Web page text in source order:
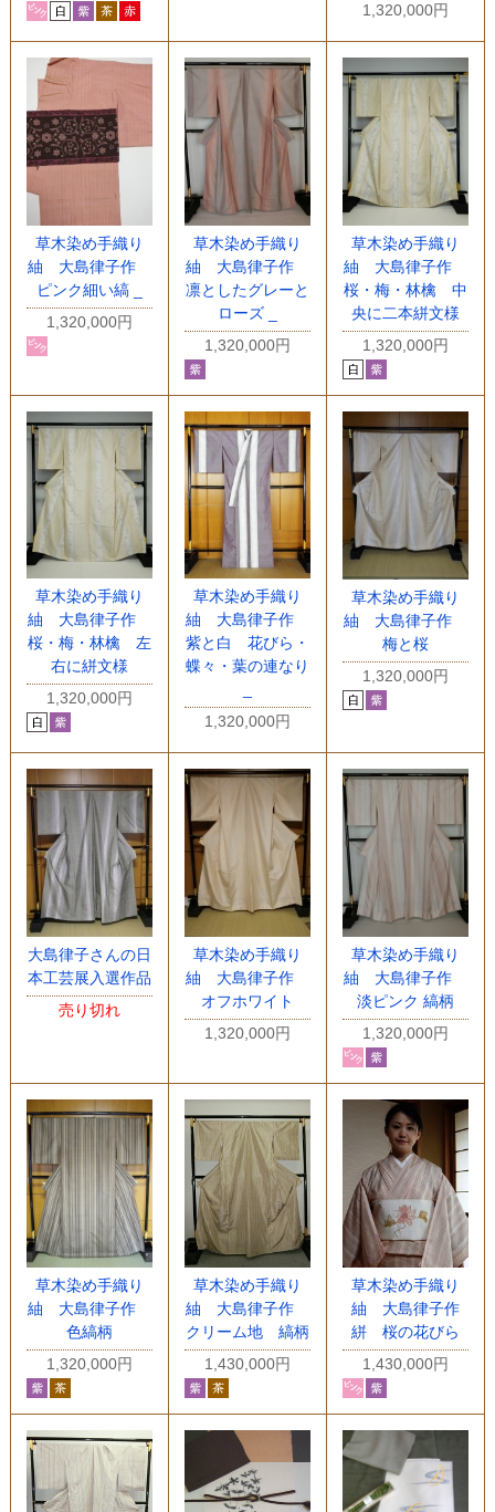
1,320,000円
草木染め手織り
紬 大島律子作
ピンク細い縞 _
1,320,000円
草木染め手織り
紬 大島律子作
凛としたグレーと
ローズ _
1,320,000円
草木染め手織り
紬 大島律子作
桜・梅・林檎 中
央に二本絣文様
1,320,000円
草木染め手織り
紬 大島律子作
桜・梅・林檎 左
右に絣文様
1,320,000円
草木染め手織り
紬 大島律子作
紫と白 花びら・
蝶々・葉の連なり
1,320,000円
草木染め手織り
紬 大島律子作
梅と桜
1,320,000円
大島律子さんの日
本工芸展入選作品
売り切れ
草木染め手織り
紬 大島律子作
オフホワイト
1,320,000円
草木染め手織り
紬 大島律子作
淡ピンク 縞柄
1,320,000円
草木染め手織り
紬 大島律子作
色縞柄
1,320,000円
草木染め手織り
紬 大島律子作
クリーム地 縞柄
1,430,000円
草木染め手織り
紬 大島律子作
絣 桜の花びら
1,430,000円